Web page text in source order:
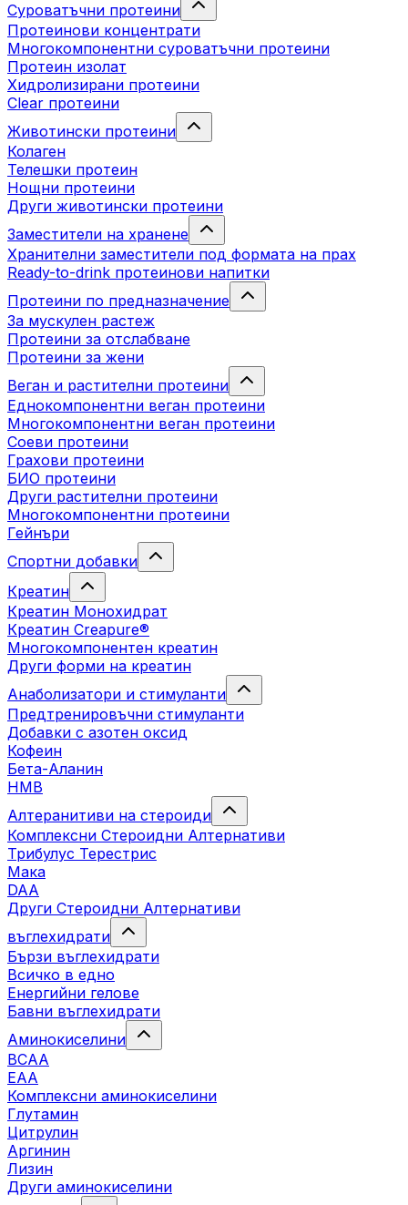
Суроватъчни протеини
Протеинови концентрати
Многокомпонентни суроватъчни протеини
Протеин изолат
Хидролизирани протеини
Clear протеини
Животински протеини
Колаген
Телешки протеин
Нощни протеини
Други животински протеини
Заместители на хранене
Хранителни заместители под формата на прах
Ready-to-drink протеинови напитки
Протеини по предназначение
За мускулен растеж
Протеини за отслабване
Протеини за жени
Веган и растителни протеини
Еднокомпонентни веган протеини
Многокомпонентни веган протеини
Соеви протеини
Грахови протеини
БИО протеини
Други растителни протеини
Многокомпонентни протеини
Гейнъри
Спортни добавки
Креатин
Креатин Монохидрат
Креатин Creapure®
Многокомпонентен креатин
Други форми на креатин
Анаболизатори и стимуланти
Предтренировъчни стимуланти
Добавки с азотен оксид
Кофеин
Бета-Аланин
HMB
Алтеранитиви на стероиди
Комплексни Стероидни Алтернативи
Трибулус Терестрис
Maка
DAA
Други Стероидни Алтернативи
въглехидрати
Бързи въглехидрати
Всичко в едно
Енергийни гелове
Бавни въглехидрати
Аминокиселини
BCAA
EAA
Комплексни аминокиселини
Глутамин
Цитрулин
Аргинин
Лизин
Други аминокиселини